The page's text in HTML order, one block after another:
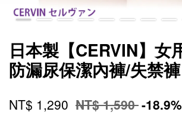
日本製【CERVIN】女
防漏尿保潔內褲/失禁褲
NT$ 1,290 NT$ 1,590-18.9%